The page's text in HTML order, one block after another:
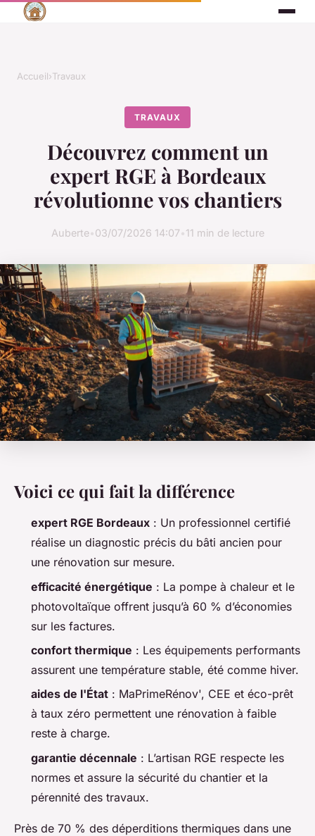
Accueil›Travaux
TRAVAUX
Découvrez comment un
expert RGE à Bordeaux
révolutionne vos chantiers
Auberte• 03/07/2026 14:07 11 min de lecture
Voici ce qui fait la différence
expert RGE Bordeaux : Un professionnel certifié
réalise un diagnostic précis du bâti ancien pour
une rénovation sur mesure.
efficacité énergétique : La pompe à chaleur et le
photovoltaïque offrent jusqu’à 60 % d’économies
sur les factures.
confort thermique : Les équipements performants
assurent une température stable, été comme hiver.
aides de l'État : MaPrimeRénov', CEE et éco-prêt
à taux zéro permettent une rénovation à faible
reste à charge.
garantie décennale : L’artisan RGE respecte les
normes et assure la sécurité du chantier et la
pérennité des travaux.
Près de 70 % des déperditions thermiques dans une